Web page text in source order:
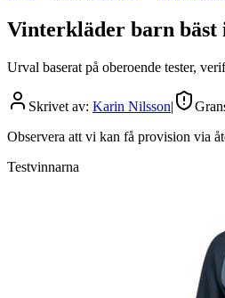
Vinterkläder barn bäst
Urval baserat på oberoende tester,
Skrivet av: Karin Nilsson|
Observera att vi kan få provision via
Testvinnarna